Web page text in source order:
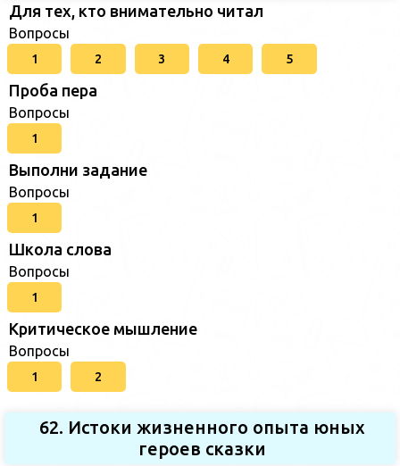
Для тех, кто внимательно читал
Вопросы
1 2 3 4 5
Проба пера
Вопросы
1
Выполни задание
Вопросы
1
Школа слова
Вопросы
1
Критическое мышление
Вопросы
1 2
62. Истоки жизненного опыта юных
героев сказки